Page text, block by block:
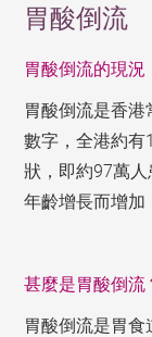
胃酸倒流
胃酸倒流的現況
胃酸倒流是香
數字，全港約有
狀，即約97萬
年齡增長而增加
甚麼是胃酸倒流
胃酸倒流是胃